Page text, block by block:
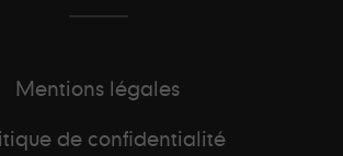
Mentions légales
de confidentialité